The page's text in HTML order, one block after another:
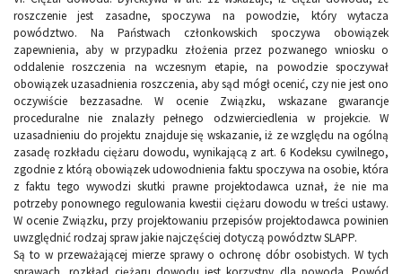
roszczenie jest zasadne, spoczywa na powodzie, który wytacza
powództwo. Na Państwach członkowskich spoczywa obowiązek
zapewnienia, aby w przypadku złożenia przez pozwanego wniosku o
oddalenie roszczenia na wczesnym etapie, na powodzie spoczywał
obowiązek uzasadnienia roszczenia, aby sąd mógł ocenić, czy nie jest ono
oczywiście bezzasadne. W ocenie Związku, wskazane gwarancje
proceduralne nie znalazły pełnego odzwierciedlenia w projekcie. W
uzasadnieniu do projektu znajduje się wskazanie, iż ze względu na ogólną
zasadę rozkładu ciężaru dowodu, wynikającą z art. 6 Kodeksu cywilnego,
zgodnie z którą obowiązek udowodnienia faktu spoczywa na osobie, która
z faktu tego wywodzi skutki prawne projektodawca uznał, że nie ma
potrzeby ponownego regulowania kwestii ciężaru dowodu w treści ustawy.
W ocenie Związku, przy projektowaniu przepisów projektodawca powinien
uwzględnić rodzaj spraw jakie najczęściej dotyczą powództw SLAPP.
Są to w przeważającej mierze sprawy o ochronę dóbr osobistych. W tych